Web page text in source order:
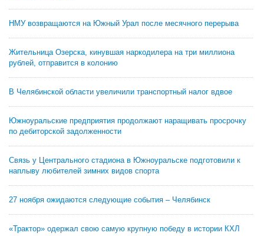
НМУ возвращаются на Южный Урал после месячного перерыва
Жительница Озерска, кинувшая наркодилера на три миллиона
рублей, отправится в колонию
В Челябинской области увеличили транспортный налог вдвое
Южноуральские предприятия продолжают наращивать просрочку
по дебиторской задолженности
Связь у Центрального стадиона в Южноуральске подготовили к
наплыву любителей зимних видов спорта
27 ноября ожидаются следующие события – Челябинск
«Трактор» одержал свою самую крупную победу в истории КХЛ